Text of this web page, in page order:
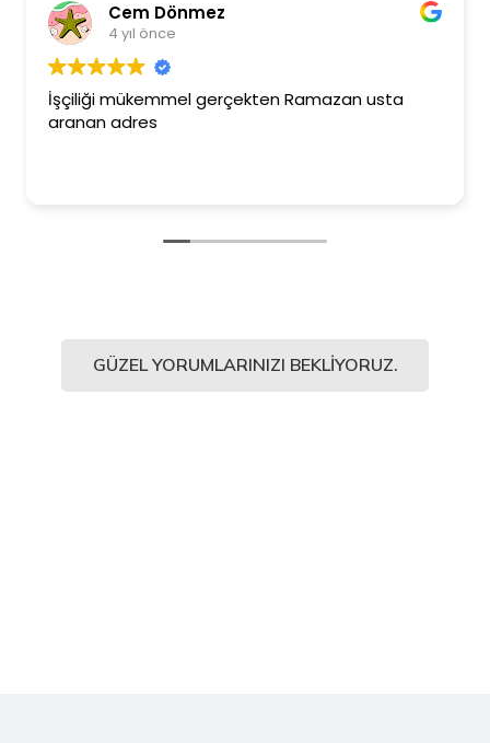
Cem Dönmez
4 yıl önce
İşçiliği mükemmel gerçekten Ramazan usta
aranan adres
GÜZEL YORUMLARINIZI BEKLIYORUZ.